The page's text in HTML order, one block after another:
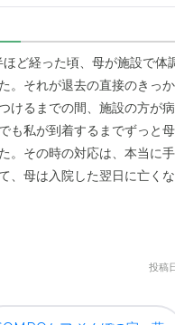
ほど経った頃、母が施設で体
。それが退去の直接のきっ
けるまでの間、施設の方が
も私が到着するまでずっと
。その時の対応は、本当に
、母は入院した翌日に亡く
投稿